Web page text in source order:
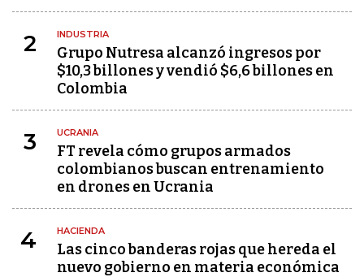
2 INDUSTRIA
Grupo Nutresa alcanzó ingresos por
$10,3 billones y vendió $6,6 billones en
Colombia
3 UCRANIA
FT revela cómo grupos armados
colombianos buscan entrenamiento
en drones en Ucrania
4 HACIENDA
Las cinco banderas rojas que hereda el
nuevo gobierno en materia económica